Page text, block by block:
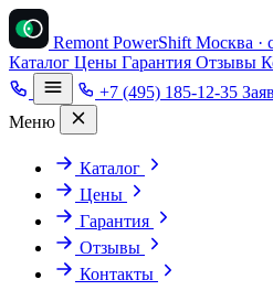
Remont PowerShift Москва ·
Каталог Цены Гарантия Отзывы
+7 (495) 185-12-35
Меню
Каталог
Цены
Гарантия
Отзывы
Контакты